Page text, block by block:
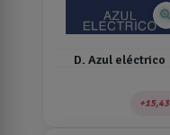
D. Azul eléctrico